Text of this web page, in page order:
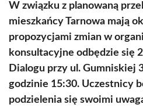
W związku z planowaną
mieszkańcy Tarnowa mają
propozycjami zmian w
konsultacyjne odbędzie się
Dialogu przy ul. Gumniskiej
godzinie 15:30. Uczestnicy
podzielenia się swoimi